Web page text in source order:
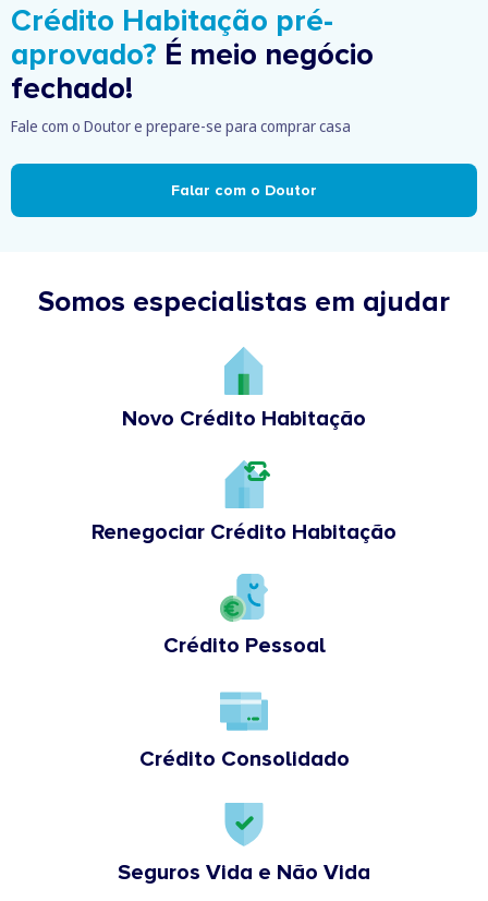
Crédito Habitação pré-
aprovado? É meio negócio
fechado!
Fale com o Doutor e prepare-se para comprar casa
Falar com o Doutor
Somos especialistas em ajudar
Novo Crédito Habitação
Renegociar Crédito Habitação
Crédito Pessoal
Crédito Consolidado
Seguros Vida e Não Vida